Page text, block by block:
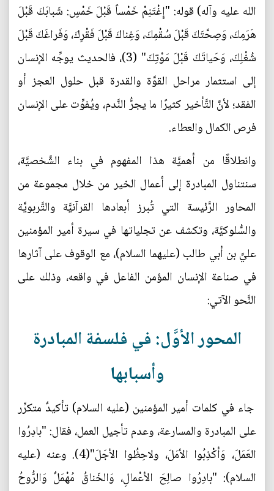
الله عليه وآله) قوله: "إِغْتَنِمْ خَمْساً قَبْلَ خَمْسٍ: شَبابَكَ قَبْلَ
هَرَمِكَ، وَصِحَّتَكَ قَبْلَ سُقْمِكَ، وَغِناكَ قَبْلَ فَقْرِكَ، وَفَراغَكَ قَبْلَ
شُغْلِكَ، وَحَياتَكَ قَبْلَ مَوْتِكَ" (3)، فالحديث يوجِّه الإنسان
إلى استثمار مراحل القوَّة والقدرة قبل حلول العجز أو
الفقد؛ لأنَّ التَّأخير كثيرًا ما يجرُّ النَّدم، ويُفوِّت على الإنسان
فرص الكمال والعطاء.
وانطلاقًا من أهميَّة هذا المفهوم في بناء الشَّخصيَّة،
سنتناول المبادرة إلى أعمال الخير من خلال مجموعة من
المحاور الرَّئيسة التي تُبرز أبعادها القرآنيَّة والتَّربويَّة
والسُّلوكيَّة، وتكشف عن تجلياتها في سيرة أمير المؤمنين
عليِّ بن أبي طالب (عليهما السلام)، مع الوقوف على آثارها
في صناعة الإنسان المؤمن الفاعل في واقعه، وذلك على
النَّحو الآتي:
المحور الأوَّل: في فلسفة المبادرة
وأسبابها
جاء في كلمات أمير المؤمنين (عليه السلام) تأكيدٌ متكرِّر
على المبادرة والمسارعة، وعدم تأجيل العمل، فقال: "بادِرُوا
العَمَلَ، وَأكْذِبُوا الأمَلَ، ولاحِظُوا الأجَلَ"(4). وعنه (عليه
السلام): "بادِرُوا صالِحَ الأعْمالِ، وَالخَناقُ مُهْمَلٌ وَالرُّوحُ